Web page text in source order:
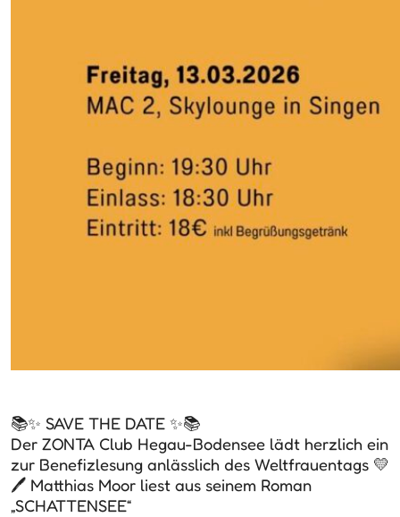
📚✨ SAVE THE DATE ✨📚
Der ZONTA Club Hegau-Bodensee lädt herzlich ein
zur Benefizlesung anlässlich des Weltfrauentags 💛
🖊️ Matthias Moor liest aus seinem Roman
„SCHATTENSEE“